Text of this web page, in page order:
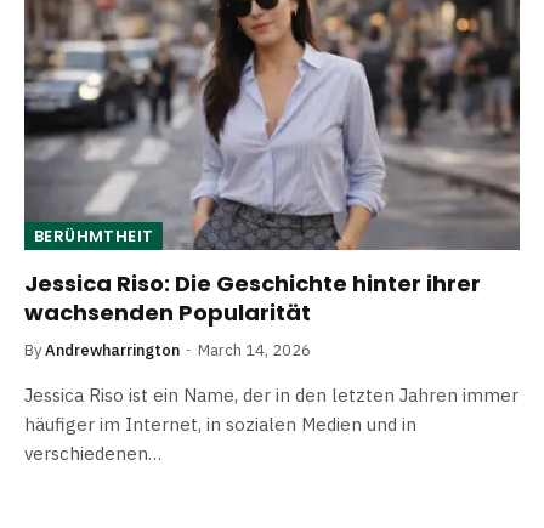
BERÜHMTHEIT
Jessica Riso: Die Geschichte hinter ihrer
wachsenden Popularität
ByAndrewharrington March 14, 2026
Jessica Riso ist ein Name, der in den letzten Jahren immer
häufiger im Internet, in sozialen Medien und in
verschiedenen…